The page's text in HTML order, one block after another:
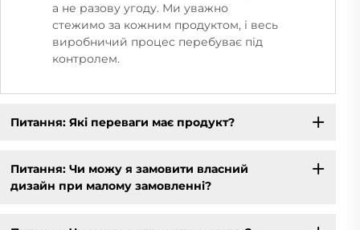
а не разову угоду. Ми уважно
стежимо за кожним продуктом, і весь
виробничий процес перебуває під
контролем.
Питання: Які переваги має продукт?
Питання: Чи можу я замовити власний
дизайн при малому замовленні?